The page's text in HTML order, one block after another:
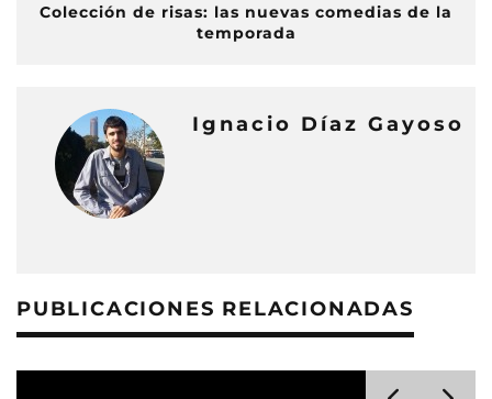
Colección de risas: las nuevas comedias de la
temporada
Ignacio Díaz Gayoso
PUBLICACIONES RELACIONADAS